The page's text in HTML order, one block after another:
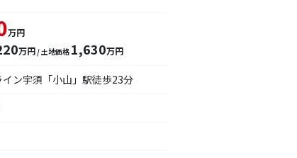
万円
万円 / 土地価格 1,630万円
イン宇須「小山」駅徒歩23分